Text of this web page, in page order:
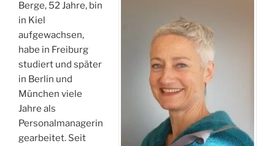
Berge, 52 Jahre, bin
in Kiel
aufgewachsen,
habe in Freiburg
studiert und später
in Berlin und
München viele
Jahre als
Personalmanagerin
gearbeitet. Seit